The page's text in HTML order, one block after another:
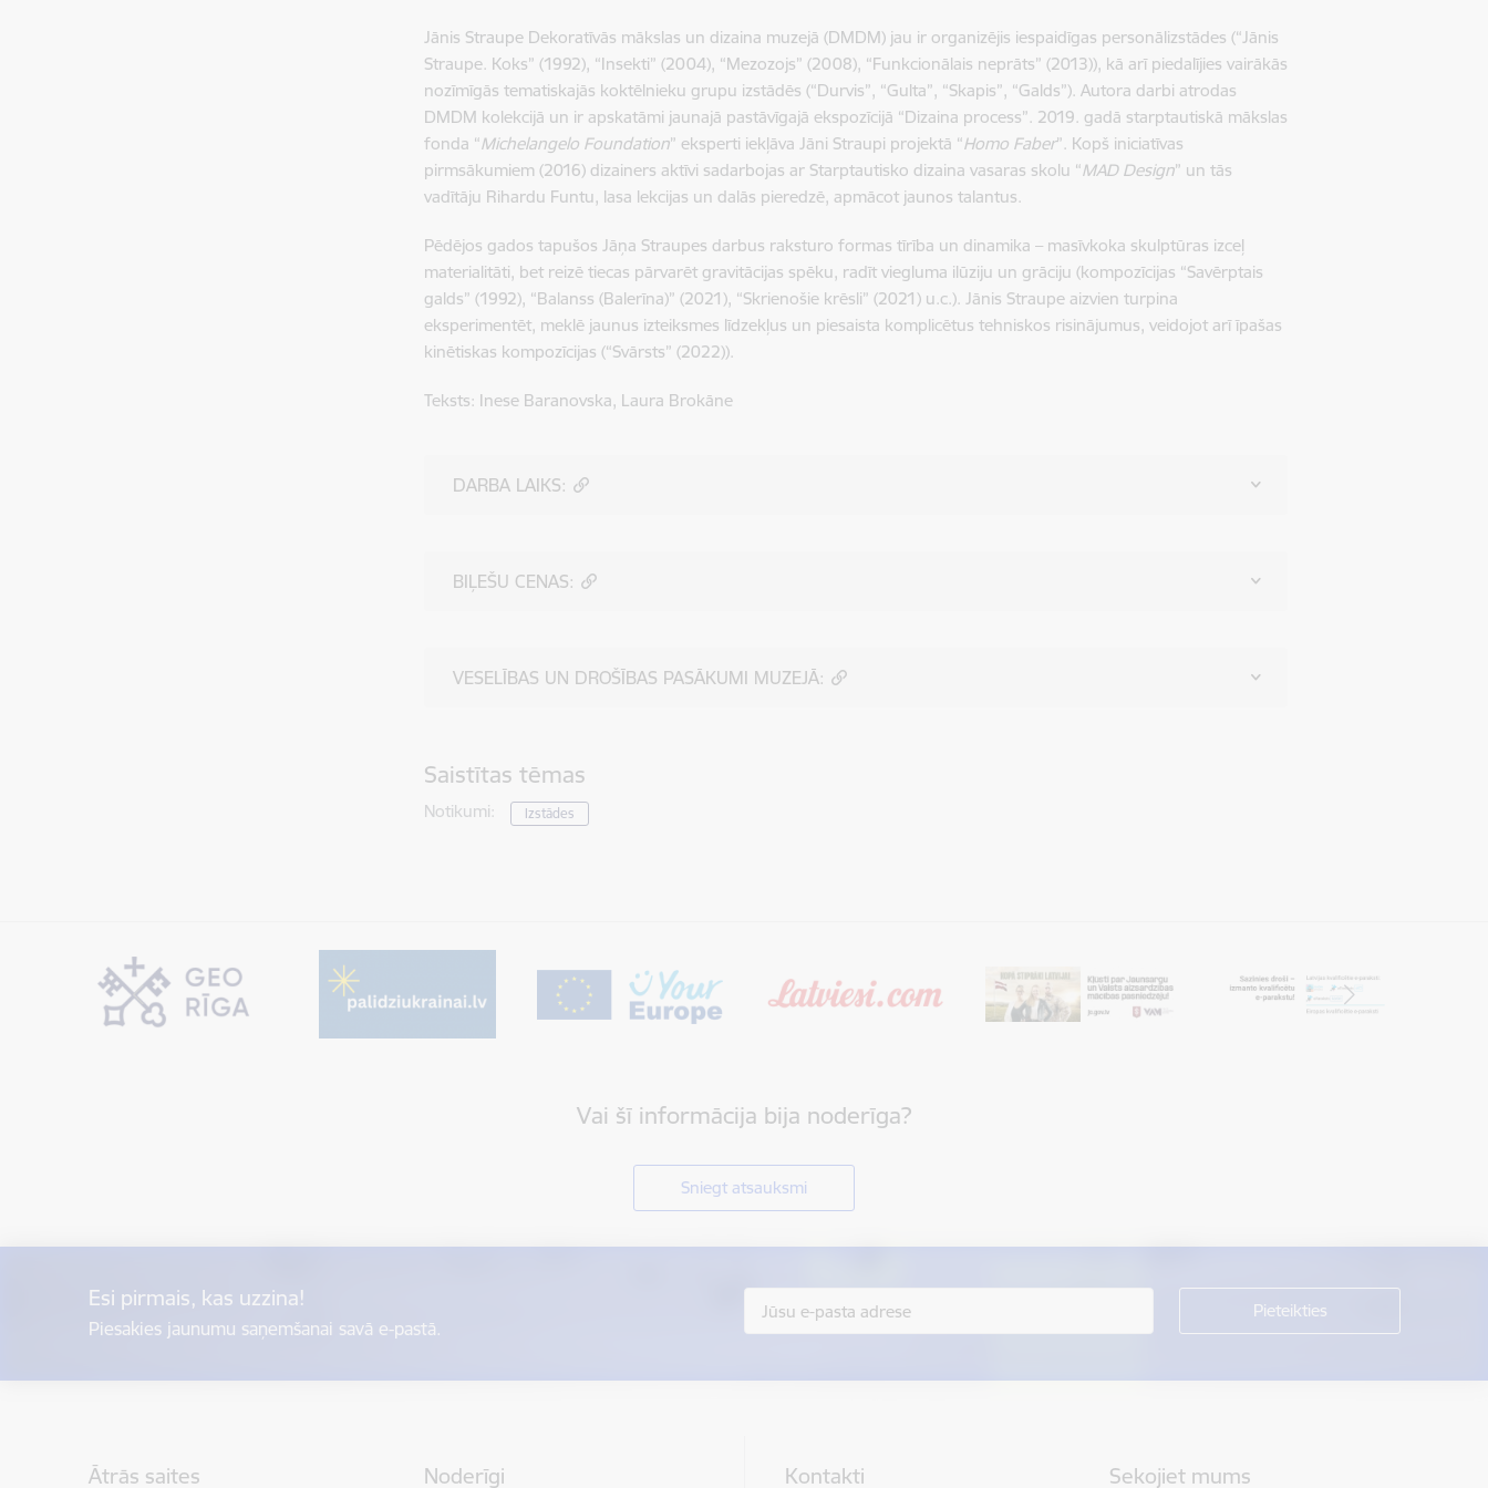
Jānis Straupe Dekoratīvās mākslas un dizaina muzejā (DMDM) jau ir organizējis iespaidīgas personālizstādes (“Jānis
Straupe. Koks” (1992), “Insekti” (2004), “Mezozojs” (2008), “Funkcionālais neprāts” (2013)), kā arī piedalījies vairākās
nozīmīgās tematiskajās koktēlnieku grupu izstādēs (“Durvis”, “Gulta”, “Skapis”, “Galds”). Autora darbi atrodas
DMDM kolekcijā un ir apskatāmi jaunajā pastāvīgajā ekspozīcijā “Dizaina process”. 2019. gadā starptautiskā mākslas
fonda “Michelangelo Foundation” eksperti iekļāva Jāni Straupi projektā “Homo Faber”. Kopš iniciatīvas
pirmsākumiem (2016) dizainers aktīvi sadarbojas ar Starptautisko dizaina vasaras skolu “MAD Design” un tās
vadītāju Rihardu Funtu, lasa lekcijas un dalās pieredzē, apmācot jaunos talantus.
Pēdējos gados tapušos Jāņa Straupes darbus raksturo formas tīrība un dinamika – masīvkoka skulptūras izceļ
materialitāti, bet reizē tiecas pārvarēt gravitācijas spēku, radīt viegluma ilūziju un grāciju (kompozīcijas “Savērptais
galds” (1992), “Balanss (Balerīna)” (2021), “Skrienošie krēsli” (2021) u.c.). Jānis Straupe aizvien turpina
eksperimentēt, meklē jaunus izteiksmes līdzekļus un piesaista komplicētus tehniskos risinājumus, veidojot arī īpašas
kinētiskas kompozīcijas (“Svārsts” (2022)).
Teksts: Inese Baranovska, Laura Brokāne
DARBA LAIKS:
BIĻEŠU CENAS:
VESELĪBAS UN DROŠĪBAS PASĀKUMI MUZEJĀ:
Saistītas tēmas
Notikumi: Izstādes
Vai šī informācija bija noderīga?
Sniegt atsauksmi
Esi pirmais, kas uzzina!
Piesakies jaunumu saņemšanai savā e-pastā.
Ātrās saites Noderīgi Kontakti Sekojiet mums